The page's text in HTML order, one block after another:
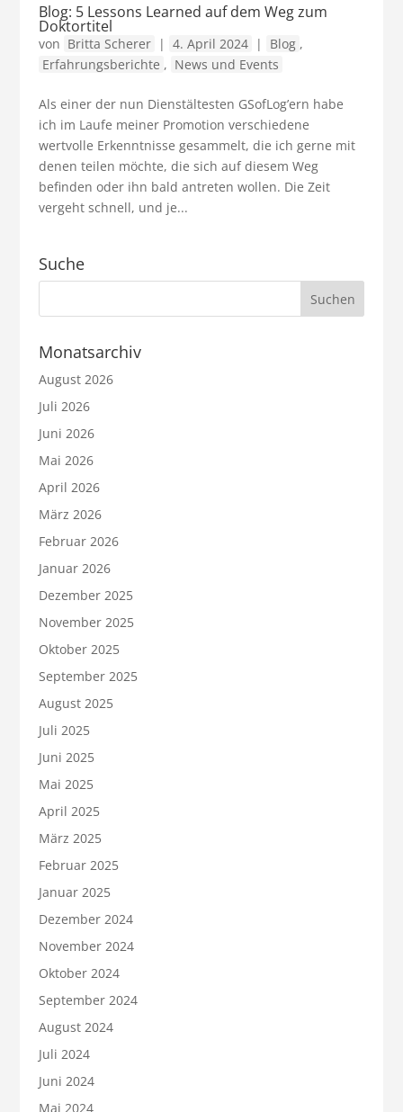
Blog: 5 Lessons Learned auf dem Weg zum
Doktortitel
von Britta Scherer | 4. April 2024 | Blog ,
Erfahrungsberichte , News und Events
Als einer der nun Dienstältesten GSofLog’ern habe
ich im Laufe meiner Promotion verschiedene
wertvolle Erkenntnisse gesammelt, die ich gerne mit
denen teilen möchte, die sich auf diesem Weg
befinden oder ihn bald antreten wollen. Die Zeit
vergeht schnell, und je...
Suche
Monatsarchiv
August 2026
Juli 2026
Juni 2026
Mai 2026
April 2026
März 2026
Februar 2026
Januar 2026
Dezember 2025
November 2025
Oktober 2025
September 2025
August 2025
Juli 2025
Juni 2025
Mai 2025
April 2025
März 2025
Februar 2025
Januar 2025
Dezember 2024
November 2024
Oktober 2024
September 2024
August 2024
Juli 2024
Juni 2024
Mai 2024